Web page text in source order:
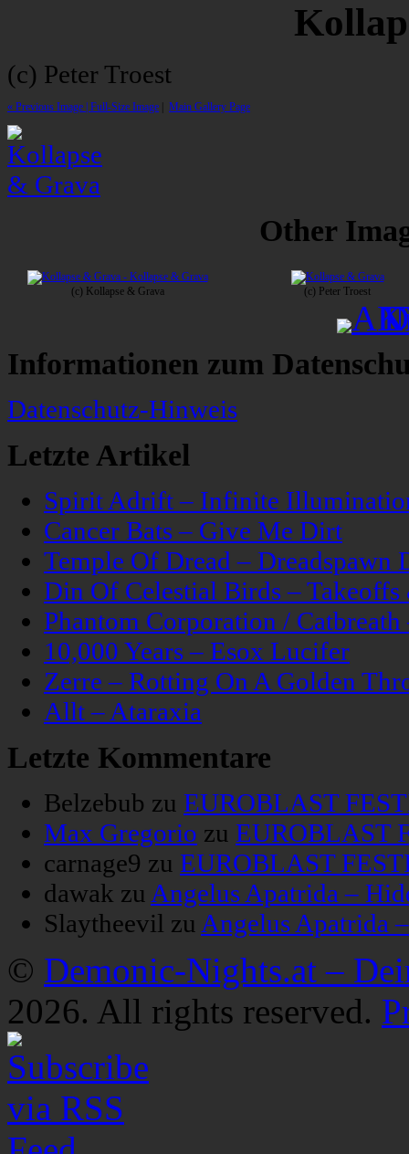
(c) Peter Troest
« Previous Image | Full-Size Image Main Gallery Page
Other
(c) Kollapse & Grava (c) Peter Troest
Informationen zum
Datenschutz-Hinweis
Letzte Artikel
Spirit Adrift – Infinite
Cancer Bats – Give Me Dirt
Temple Of Dread – Dreadspawn
Din Of Celestial Birds –
Phantom Corporation /
10,000 Years – Esox Lucifer
Zerre – Rotting On A Golden
Allt – Ataraxia
Letzte Kommentare
Belzebub zu EUROBLAST
Max Gregorio zu EUROBLAST
carnage9 zu EUROBLAST
dawak zuAngelus Apatrida –
Slaytheevil zuAngelus Apatrida
© Demonic-Nights.at –
2026. All rights reserved.